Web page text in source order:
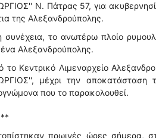
Ν. Πάτρας 57, για
της Αλεξανδρούπολης.
συνέχεια, το ανωτέρω πλοίο
Αλεξανδρούπολης.
το Κεντρικό Λιμεναρχείο
μέχρι την αποκατάσταση
που το παρακολουθεί.
πρωινές ώρες σήμερα,